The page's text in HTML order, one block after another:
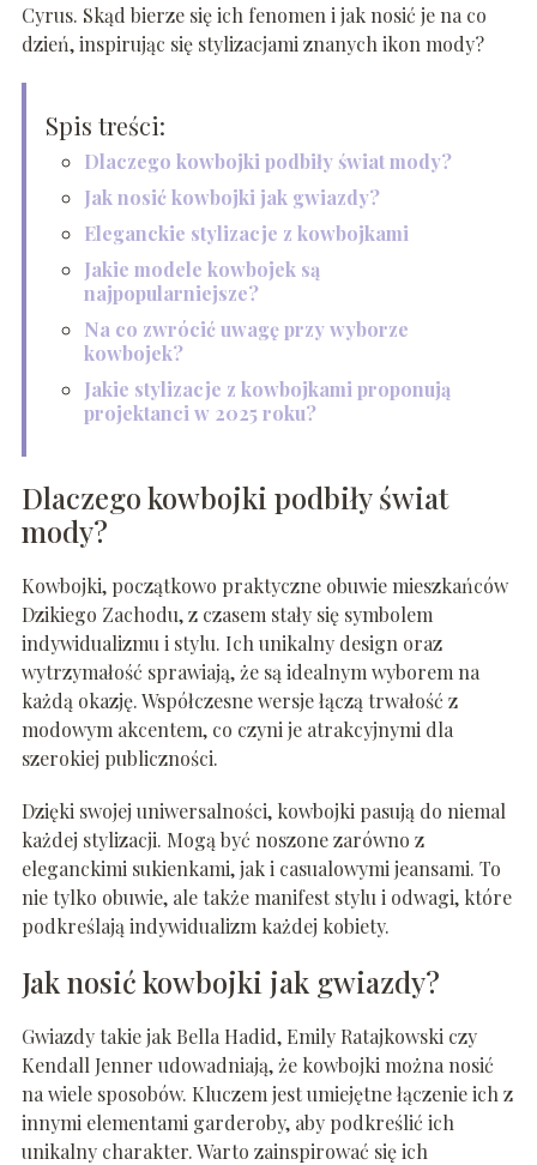
Cyrus. Skąd bierze się ich fenomen i jak nosić je na co
dzień, inspirując się stylizacjami znanych ikon mody?
Spis treści:
Dlaczego kowbojki podbiły świat mody?
Jak nosić kowbojki jak gwiazdy?
Eleganckie stylizacje z kowbojkami
Jakie modele kowbojek są
najpopularniejsze?
Na co zwrócić uwagę przy wyborze
kowbojek?
Jakie stylizacje z kowbojkami proponują
projektanci w 2025 roku?
Dlaczego kowbojki podbiły świat
mody?
Kowbojki, początkowo praktyczne obuwie mieszkańców
Dzikiego Zachodu, z czasem stały się symbolem
indywidualizmu i stylu. Ich unikalny design oraz
wytrzymałość sprawiają, że są idealnym wyborem na
każdą okazję. Współczesne wersje łączą trwałość z
modowym akcentem, co czyni je atrakcyjnymi dla
szerokiej publiczności.
Dzięki swojej uniwersalności, kowbojki pasują do niemal
każdej stylizacji. Mogą być noszone zarówno z
eleganckimi sukienkami, jak i casualowymi jeansami. To
nie tylko obuwie, ale także manifest stylu i odwagi, które
podkreślają indywidualizm każdej kobiety.
Jak nosić kowbojki jak gwiazdy?
Gwiazdy takie jak Bella Hadid, Emily Ratajkowski czy
Kendall Jenner udowadniają, że kowbojki można nosić
na wiele sposobów. Kluczem jest umiejętne łączenie ich z
innymi elementami garderoby, aby podkreślić ich
unikalny charakter. Warto zainspirować się ich